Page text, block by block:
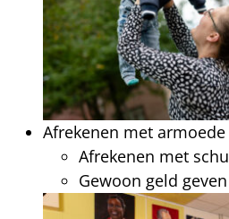
Afrekenen met armoede
Afrekenen met
Gewoon geld geven